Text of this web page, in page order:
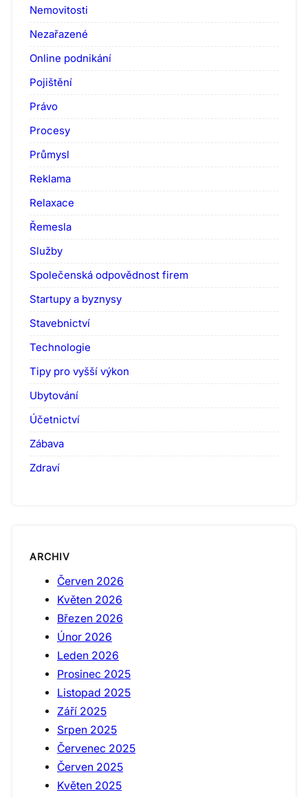
Nemovitosti
Nezařazené
Online podnikání
Pojištění
Právo
Procesy
Průmysl
Reklama
Relaxace
Řemesla
Služby
Společenská odpovědnost firem
Startupy a byznysy
Stavebnictví
Technologie
Tipy pro vyšší výkon
Ubytování
Účetnictví
Zábava
Zdraví
ARCHIV
Červen 2026
Květen 2026
Březen 2026
Únor 2026
Leden 2026
Prosinec 2025
Listopad 2025
Září 2025
Srpen 2025
Červenec 2025
Červen 2025
Květen 2025